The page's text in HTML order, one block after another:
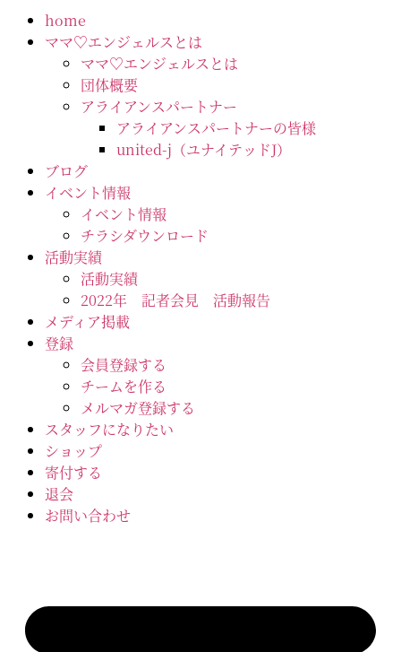
home
ママ♡エンジェルスとは
ママ♡エンジェルスとは
団体概要
アライアンスパートナー
アライアンスパートナーの皆様
united-j（ユナイテッドJ）
ブログ
イベント情報
イベント情報
チラシダウンロード
活動実績
活動実績
2022年 記者会見 活動報告
メディア掲載
登録
会員登録する
チームを作る
メルマガ登録する
スタッフになりたい
ショップ
寄付する
退会
お問い合わせ